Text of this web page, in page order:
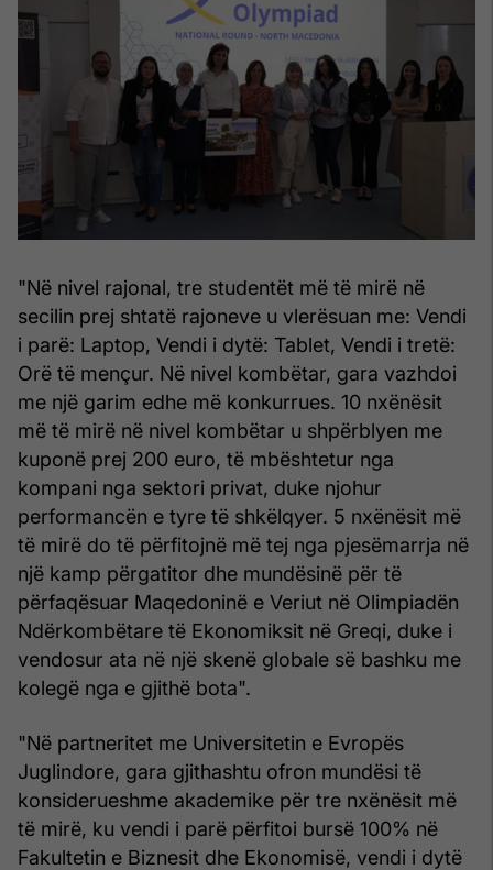
"Në nivel rajonal, tre studentët më të mirë në
secilin prej shtatë rajoneve u vlerësuan me: Vendi
i parë: Laptop, Vendi i dytë: Tablet, Vendi i tretë:
Orë të mençur. Në nivel kombëtar, gara vazhdoi
me një garim edhe më konkurrues. 10 nxënësit
më të mirë në nivel kombëtar u shpërblyen me
kuponë prej 200 euro, të mbështetur nga
kompani nga sektori privat, duke njohur
performancën e tyre të shkëlqyer. 5 nxënësit më
të mirë do të përfitojnë më tej nga pjesëmarrja në
një kamp përgatitor dhe mundësinë për të
përfaqësuar Maqedoninë e Veriut në Olimpiadën
Ndërkombëtare të Ekonomiksit në Greqi, duke i
vendosur ata në një skenë globale së bashku me
kolegë nga e gjithë bota".
"Në partneritet me Universitetin e Evropës
Juglindore, gara gjithashtu ofron mundësi të
konsiderueshme akademike për tre nxënësit më
të mirë, ku vendi i parë përfitoi bursë 100% në
Fakultetin e Biznesit dhe Ekonomisë, vendi i dytë